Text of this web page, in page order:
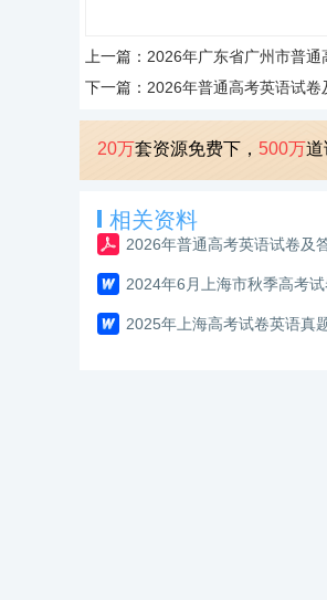
上一篇： 2026年广东省广州市普
下一篇： 2026年普通高考英语试卷
20万套资源免费下， 500万道
相关资料
2026年普通高考英语试卷及
2024年6月上海市秋季高考
2025年上海高考试卷英语真